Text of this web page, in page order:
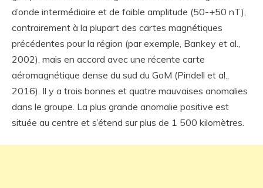
d’onde intermédiaire et de faible amplitude (50-+50 nT),
contrairement à la plupart des cartes magnétiques
précédentes pour la région (par exemple, Bankey et al.,
2002), mais en accord avec une récente carte
aéromagnétique dense du sud du GoM (Pindell et al.,
2016). Il y a trois bonnes et quatre mauvaises anomalies
dans le groupe. La plus grande anomalie positive est
située au centre et s’étend sur plus de 1 500 kilomètres.